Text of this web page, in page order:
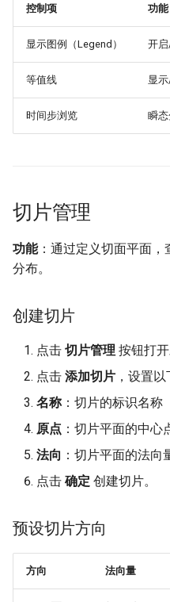
控制项 功能
显示图例（Legend） 开
等值线 显
时间步浏览 瞬
切片管理
功能：通过定义切面平面，
分布。
创建切片
点击 切片管理 按钮打开
点击 添加切片 ，设置以
名称：切片的标识名称
原点 ：切片平面的中心
法向 ：切片平面的法向
点击 确定 创建切片。
预设切片方向
方向 法向量